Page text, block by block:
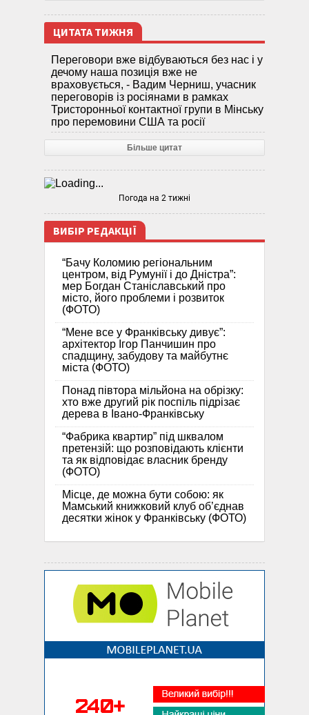
ЦИТАТА ТИЖНЯ
Переговори вже відбуваються без нас і у
дечому наша позиція вже не
враховується, - Вадим Черниш, учасник
переговорів із росіянами в рамках
Тристоронньої контактної групи в Мінську
про перемовини США та росії
Більше цитат
Погода на 2 тижні
ВИБІР РЕДАКЦІЇ
“Бачу Коломию регіональним
центром, від Румунії і до Дністра”:
мер Богдан Станіславський про
місто, його проблеми і розвиток
(ФОТО)
“Мене все у Франківську дивує”:
архітектор Ігор Панчишин про
спадщину, забудову та майбутнє
міста (ФОТО)
Понад півтора мільйона на обрізку:
хто вже другий рік поспіль підрізає
дерева в Івано-Франківську
“Фабрика квартир” під шквалом
претензій: що розповідають клієнти
та як відповідає власник бренду
(ФОТО)
Місце, де можна бути собою: як
Мамський книжковий клуб об’єднав
десятки жінок у Франківську (ФОТО)